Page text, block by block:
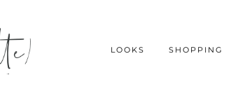
LOOKS SHOPPING